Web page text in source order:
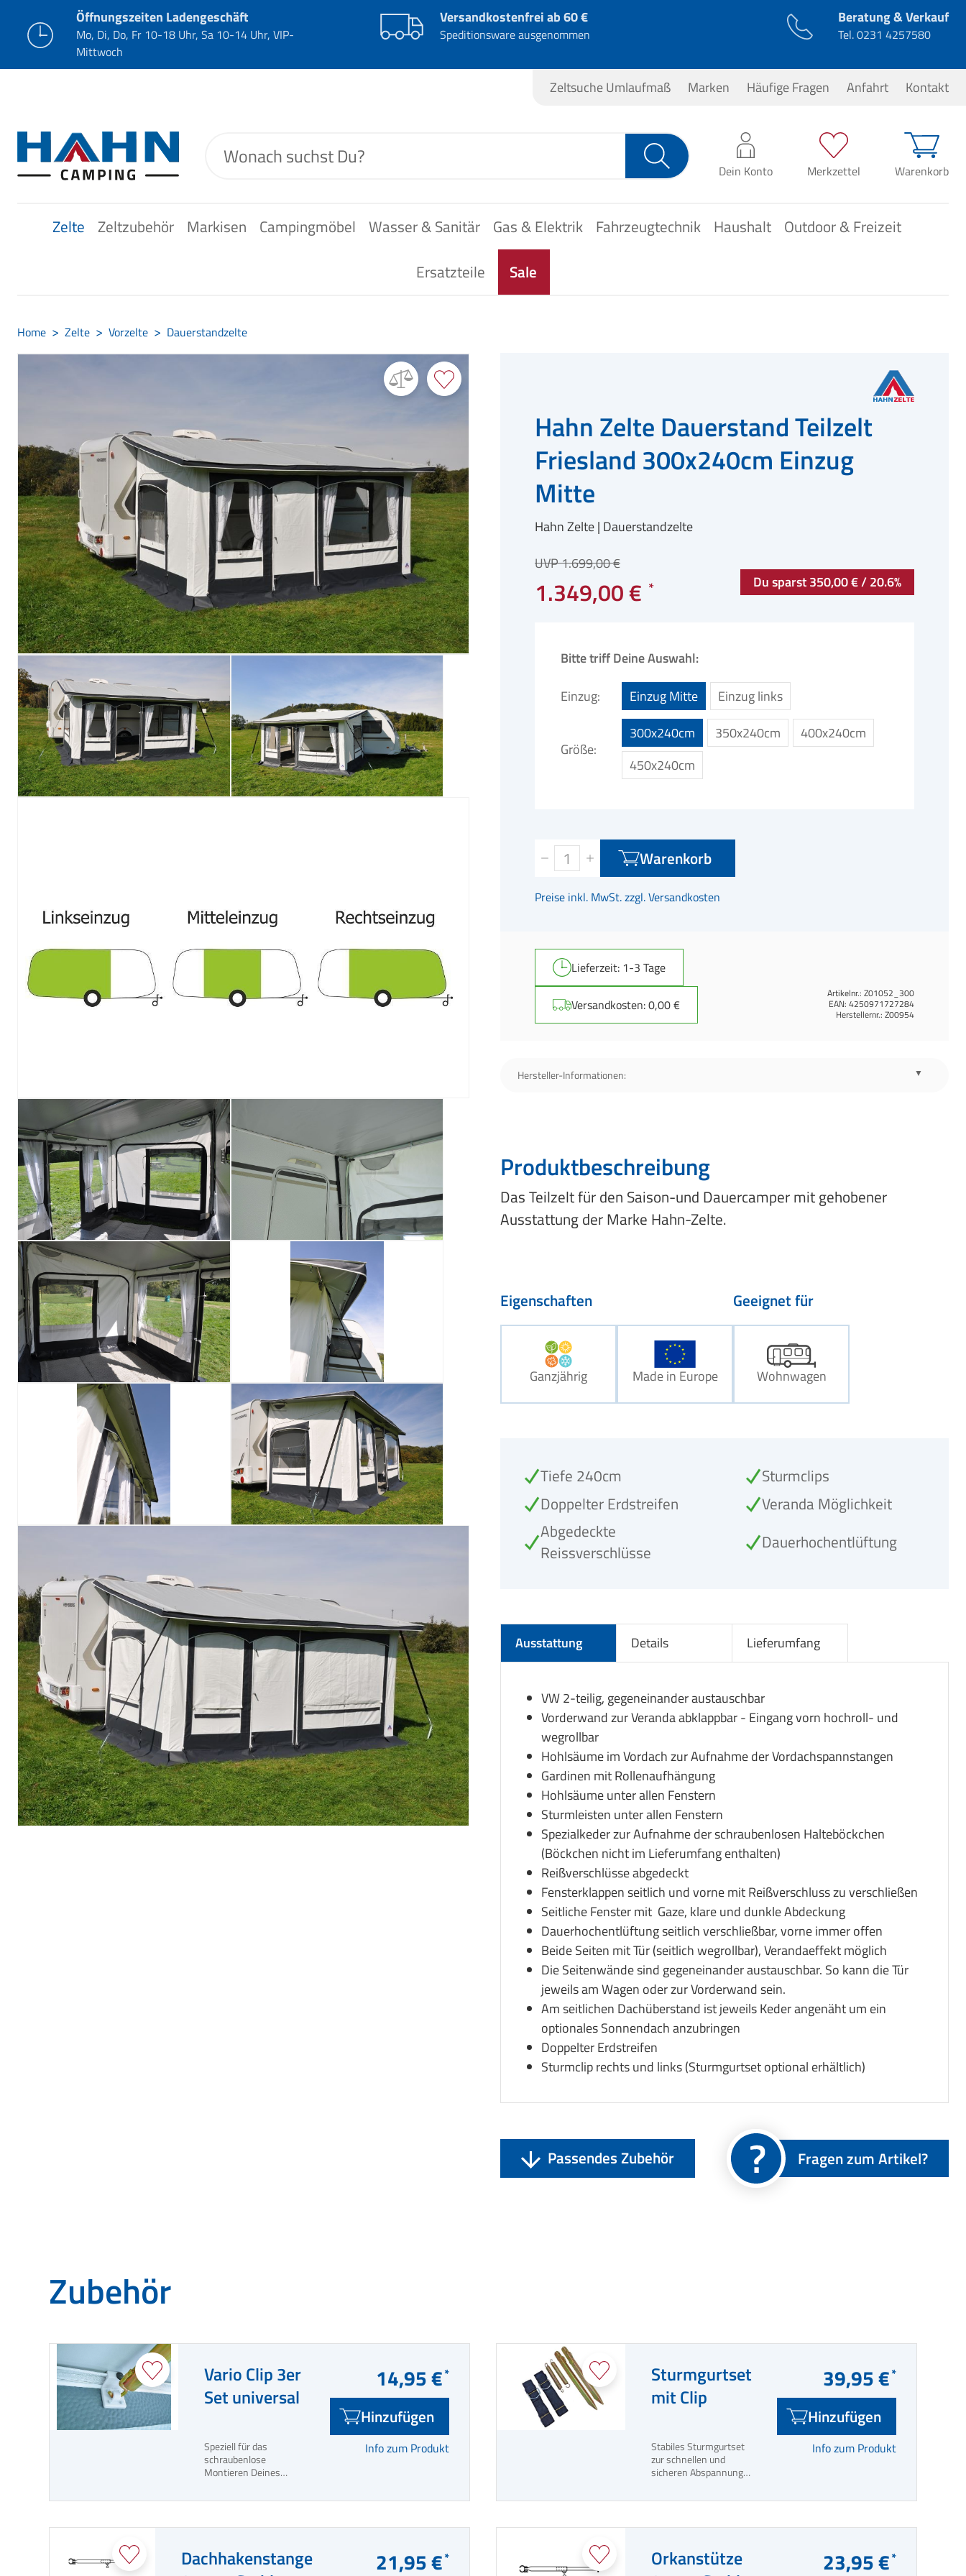
Öffnungszeiten Ladengeschäft
Mo, Di, Do, Fr 10-18 Uhr, Sa 10-14 Uhr, VIP-
Mittwoch
Versandkostenfrei ab 60 €
Speditionsware ausgenommen
Beratung & Verkauf
Tel.0231 4257580
Zeltsuche Umlaufmaß Marken Häufige Fragen Anfahrt Kontakt
Dein Konto Merkzettel Warenkorb
0,00 €*
Zelte Zeltzubehör Markisen Campingmöbel Wasser & Sanitär Gas & Elektrik Fahrzeugtechnik Haushalt
Outdoor & Freizeit
Ersatzteile
Sale
Home Zelte Vorzelte Dauerstandzelte
Hahn Zelte Dauerstand Teilzelt
Friesland 300x240cm Einzug
Mitte
Hahn Zelte Dauerstandzelte
UVP 1.699,00 €
1.349,00 € Du sparst 350,00 € / 20.6%
Bitte triff Deine Auswahl:
Einzug
Einzug Mitte Einzug links
Größe
300x240cm 350x240cm
400x240cm
450x240cm
Warenkorb
Preise inkl. MwSt. zzgl. Versandkosten
Lieferzeit: 1-3 Tage
Versandkosten: 0,00 €
Artikelnr.: Z01052_300
EAN: 4250971727284
Herstellernr.: Z00954
Hersteller-Informationen:
Produktbeschreibung
Das Teilzelt für den Saison-und Dauercamper mit gehobener
Ausstattung der Marke Hahn-Zelte.
Eigenschaften
Ganzjährig Made in Europe
Geeignet für
Wohnwagen
Tiefe 240cm
Sturmclips
Doppelter Erdstreifen
Veranda Möglichkeit
Abgedeckte
Reissverschlüsse
Dauerhochentlüftung
Ausstattung Details Lieferumfang
VW 2-teilig, gegeneinander austauschbar
Vorderwand zur Veranda abklappbar - Eingang vorn hochroll- und
wegrollbar
Hohlsäume im Vordach zur Aufnahme der Vordachspannstangen
Gardinen mit Rollenaufhängung
Hohlsäume unter allen Fenstern
Sturmleisten unter allen Fenstern
Spezialkeder zur Aufnahme der schraubenlosen Halteböckchen
(Böckchen nicht im Lieferumfang enthalten)
Reißverschlüsse abgedeckt
Fensterklappen seitlich und vorne mit Reißverschluss zu verschließen
Seitliche Fenster mit Gaze, klare und dunkle Abdeckung
Dauerhochentlüftung seitlich verschließbar, vorne immer offen
Beide Seiten mit Tür (seitlich wegrollbar), Verandaeffekt möglich
Die Seitenwände sind gegeneinander austauschbar. So kann die Tür
jeweils am Wagen oder zur Vorderwand sein.
Am seitlichen Dachüberstand ist jeweils Keder angenäht um ein
optionales Sonnendach anzubringen
Doppelter Erdstreifen
Sturmclip rechts und links (Sturmgurtset optional erhältlich)
Passendes Zubehör Fragen zum Artikel?
Zubehör
Vario Clip 3er
Set universal
Speziell für das
schraubenlose
Montieren Deines
Wohnwagen.
14,95 €
Hinzufügen
Info zum Produkt
Sturmgurtset
mit Clip
Stabiles Sturmgurtset
zur schnellen und
sicheren Abspannung
39,95 €
Hinzufügen
Info zum Produkt
Dachhakenstange
21,95 €
Orkanstütze
23,95 €